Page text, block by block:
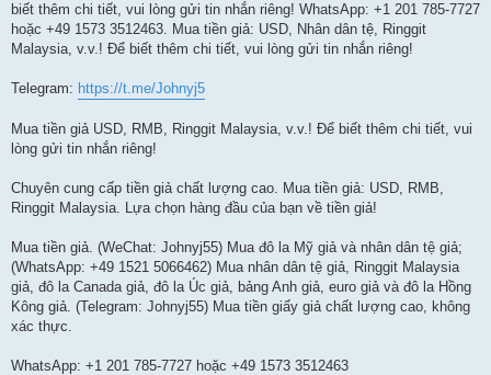
biết thêm chi tiết, vui lòng gửi tin nhắn riêng! WhatsApp: +1 201 785-7727
hoặc +49 1573 3512463. Mua tiền giả: USD, Nhân dân tệ, Ringgit
Malaysia, v.v.! Để biết thêm chi tiết, vui lòng gửi tin nhắn riêng!
Telegram: https://t.me/Johnyj5
Mua tiền giả USD, RMB, Ringgit Malaysia, v.v.! Để biết thêm chi tiết, vui
lòng gửi tin nhắn riêng!
Chuyên cung cấp tiền giả chất lượng cao. Mua tiền giả: USD, RMB,
Ringgit Malaysia. Lựa chọn hàng đầu của bạn về tiền giả!
Mua tiền giả. (WeChat: Johnyj55) Mua đô la Mỹ giả và nhân dân tệ giả;
(WhatsApp: +49 1521 5066462) Mua nhân dân tệ giả, Ringgit Malaysia
giả, đô la Canada giả, đô la Úc giả, bảng Anh giả, euro giả và đô la Hồng
Kông giả. (Telegram: Johnyj55) Mua tiền giấy giả chất lượng cao, không
xác thực.
WhatsApp: +1 201 785-7727 hoặc +49 1573 3512463